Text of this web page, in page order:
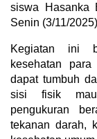
siswa Hasanka
Senin (3/11/
Kegiatan ini
kesehatan
dapat tumbuh
sisi fisik
pengukuran
tekanan darah,